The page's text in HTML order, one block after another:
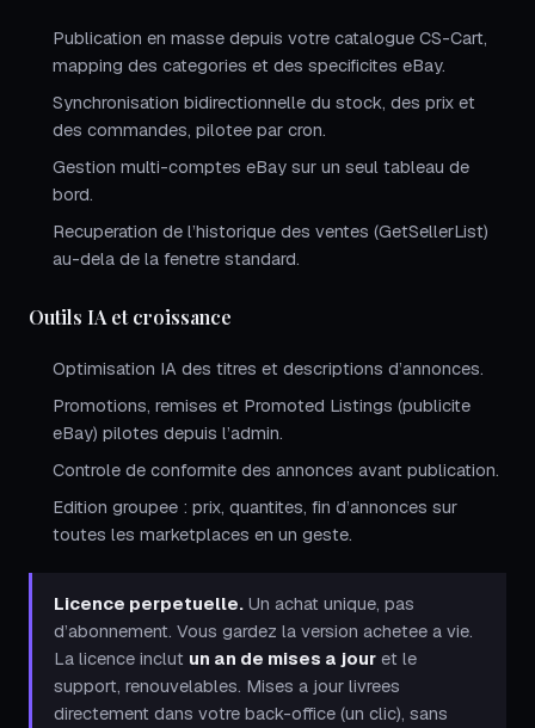
Publication en masse depuis votre catalogue CS-Cart,
mapping des categories et des specificites eBay.
Synchronisation bidirectionnelle du stock, des prix et
des commandes, pilotee par cron.
Gestion multi-comptes eBay sur un seul tableau de
bord.
Recuperation de l’historique des ventes (GetSellerList)
au-dela de la fenetre standard.
Outils IA et croissance
Optimisation IA des titres et descriptions d’annonces.
Promotions, remises et Promoted Listings (publicite
eBay) pilotes depuis l’admin.
Controle de conformite des annonces avant publication.
Edition groupee : prix, quantites, fin d’annonces sur
toutes les marketplaces en un geste.
Licence perpetuelle. Un achat unique, pas
d’abonnement. Vous gardez la version achetee a vie.
La licence inclut un an de mises a jour et le
support, renouvelables. Mises a jour livrees
directement dans votre back-office (un clic), sans